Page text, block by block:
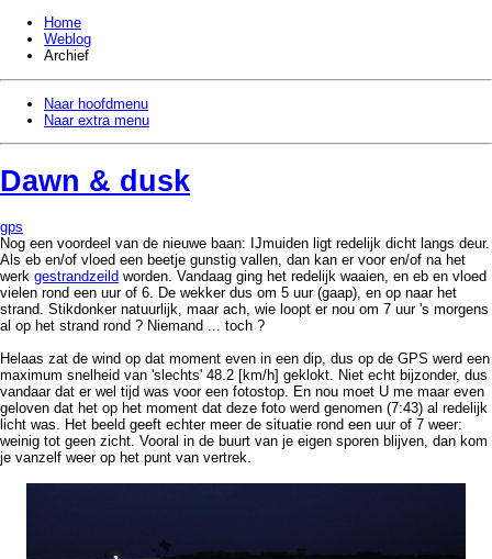
Home
Weblog
Archief
Naar hoofdmenu
Naar extra menu
Dawn & dusk
gps
Nog een voordeel van de nieuwe baan: IJmuiden ligt redelijk dicht langs deur.
Als eb en/of vloed een beetje gunstig vallen, dan kan er voor en/of na het
werk gestrandzeild worden. Vandaag ging het redelijk waaien, en eb en vloed
vielen rond een uur of 6. De wekker dus om 5 uur (gaap), en op naar het
strand. Stikdonker natuurlijk, maar ach, wie loopt er nou om 7 uur 's morgens
al op het strand rond ? Niemand ... toch ?
Helaas zat de wind op dat moment even in een dip, dus op de GPS werd een
maximum snelheid van 'slechts' 48.2 [km/h] geklokt. Niet echt bijzonder, dus
vandaar dat er wel tijd was voor een fotostop. En nou moet U me maar even
geloven dat het op het moment dat deze foto werd genomen (7:43) al redelijk
licht was. Het beeld geeft echter meer de situatie rond een uur of 7 weer:
weinig tot geen zicht. Vooral in de buurt van je eigen sporen blijven, dan kom
je vanzelf weer op het punt van vertrek.